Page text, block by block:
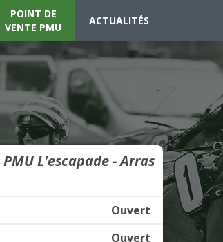
POINT DE
VENTE PMU
ACTUALITÉS
L'escapade - Arras
Ouvert
Ouvert